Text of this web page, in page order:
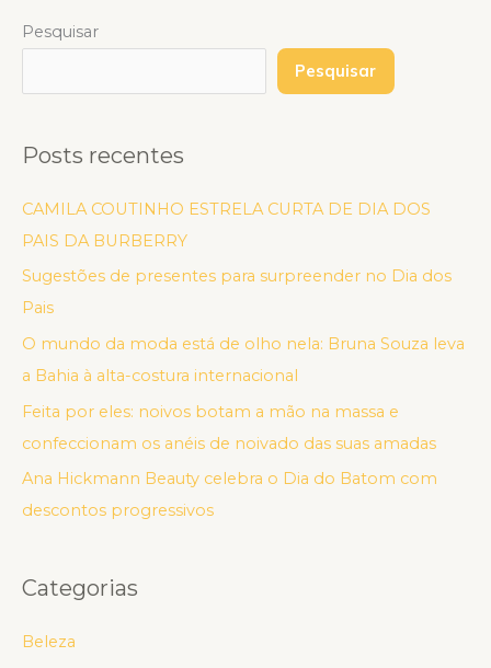
Pesquisar
Pesquisar
Posts recentes
CAMILA COUTINHO ESTRELA CURTA DE DIA DOS
PAIS DA BURBERRY
Sugestões de presentes para surpreender no Dia dos
Pais
O mundo da moda está de olho nela: Bruna Souza leva
a Bahia à alta-costura internacional
Feita por eles: noivos botam a mão na massa e
confeccionam os anéis de noivado das suas amadas
Ana Hickmann Beauty celebra o Dia do Batom com
descontos progressivos
Categorias
Beleza